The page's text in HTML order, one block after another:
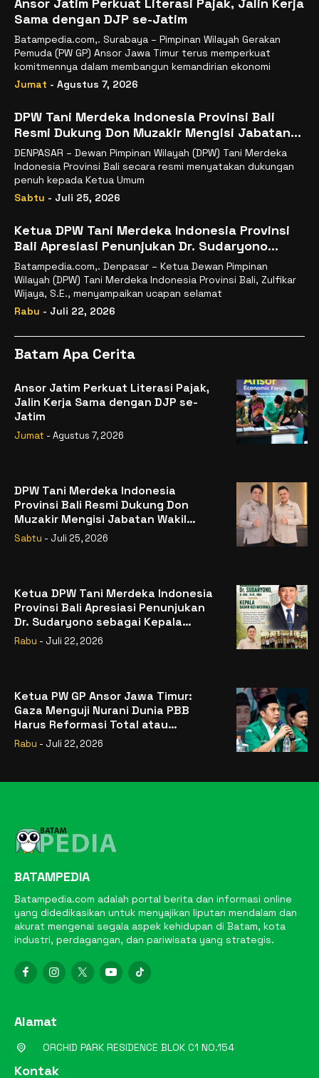
Sama dengan DJP se-Jatim
Batampedia.com,. Surabaya – Pimpinan Wilayah Gerakan
Pemuda (PW GP) Ansor Jawa Timur terus memperkuat
komitmennya dalam membangun kemandirian ekonomi
Jumat - Agustus 7, 2026
DPW Tani Merdeka Indonesia Provinsi Bali
Resmi Dukung Don Muzakir Mengisi Jabatan
Wakil Menteri Pertanian RI
DENPASAR – Dewan Pimpinan Wilayah (DPW) Tani Merdeka
Indonesia Provinsi Bali secara resmi menyatakan dukungan
penuh kepada Ketua Umum
Sabtu - Juli 25, 2026
Ketua DPW Tani Merdeka Indonesia Provinsi
Bali Apresiasi Penunjukan Dr. Sudaryono
sebagai Kepala Badan Gizi Nasional
Batampedia.com,. Denpasar – Ketua Dewan Pimpinan
Wilayah (DPW) Tani Merdeka Indonesia Provinsi Bali, Zulfikar
Wijaya, S.E., menyampaikan ucapan selamat
Rabu - Juli 22, 2026
Batam Apa Cerita
Ansor Jatim Perkuat Literasi Pajak,
Jalin Kerja Sama dengan DJP se-
Jatim
Jumat - Agustus 7, 2026
DPW Tani Merdeka Indonesia
Provinsi Bali Resmi Dukung Don
Muzakir Mengisi Jabatan Wakil
Menteri Pertanian RI
Sabtu - Juli 25, 2026
Ketua DPW Tani Merdeka Indonesia
Provinsi Bali Apresiasi Penunjukan
Dr. Sudaryono sebagai Kepala
Badan Gizi Nasional
Rabu - Juli 22, 2026
Ketua PW GP Ansor Jawa Timur:
Gaza Menguji Nurani Dunia PBB
Harus Reformasi Total atau
Kehilangan Legitimasi
Rabu - Juli 22, 2026
BATAMPEDIA
Batampedia.com adalah portal berita dan informasi online
yang didedikasikan untuk menyajikan liputan mendalam dan
akurat mengenai segala aspek kehidupan di Batam, kota
industri, perdagangan, dan pariwisata yang strategis.
Alamat
ORCHID PARK RESIDENCE BLOK C1 NO.154
Kontak